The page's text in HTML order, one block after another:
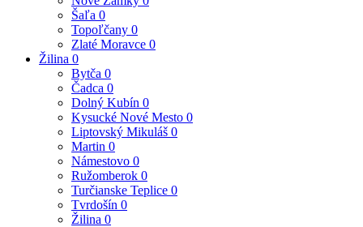
Šaľa 0
Topoľčany 0
Zlaté Moravce 0
Žilina 0
Bytča 0
Čadca 0
Dolný Kubín 0
Kysucké Nové Mesto 0
Liptovský Mikuláš 0
Martin 0
Námestovo 0
Ružomberok 0
Turčianske Teplice 0
Tvrdošín 0
Žilina 0